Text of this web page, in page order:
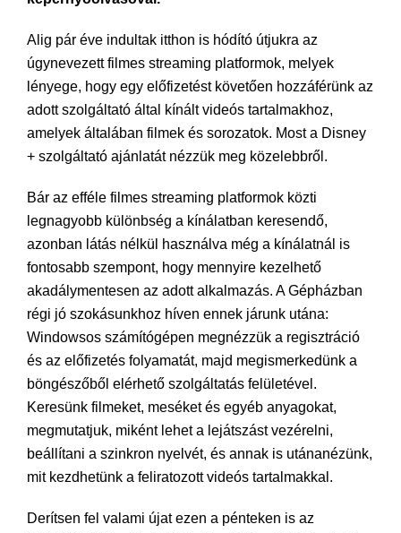
Alig pár éve indultak itthon is hódító útjukra az
úgynevezett filmes streaming platformok, melyek
lényege, hogy egy előfizetést követően hozzáférünk az
adott szolgáltató által kínált videós tartalmakhoz,
amelyek általában filmek és sorozatok. Most a Disney
+ szolgáltató ajánlatát nézzük meg közelebbről.
Bár az efféle filmes streaming platformok közti
legnagyobb különbség a kínálatban keresendő,
azonban látás nélkül használva még a kínálatnál is
fontosabb szempont, hogy mennyire kezelhető
akadálymentesen az adott alkalmazás. A Gépházban
régi jó szokásunkhoz híven ennek járunk utána:
Windowsos számítógépen megnézzük a regisztráció
és az előfizetés folyamatát, majd megismerkedünk a
böngészőből elérhető szolgáltatás felületével.
Keresünk filmeket, meséket és egyéb anyagokat,
megmutatjuk, miként lehet a lejátszást vezérelni,
beállítani a szinkron nyelvét, és annak is utánanézünk,
mit kezdhetünk a feliratozott videós tartalmakkal.
Derítsen fel valami újat ezen a pénteken is az